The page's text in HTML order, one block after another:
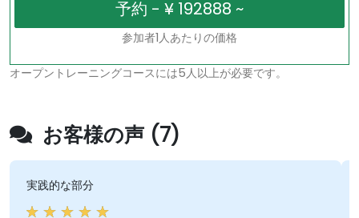
参加者1人あたりの価格
オープントレーニングコースには5人以上が必要です。
お客様の声 (7)
実践的な部分